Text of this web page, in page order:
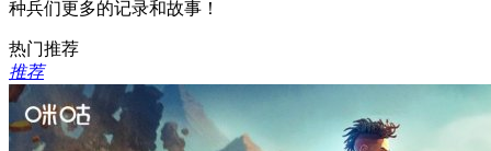
种兵们更多的记录和故事！
热门推荐
推荐